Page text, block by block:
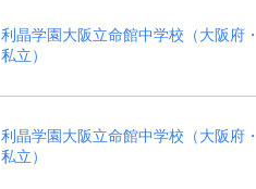
利晶学園大阪立命館中学校（大阪府・
私立）
利晶学園大阪立命館中学校（大阪府・
私立）